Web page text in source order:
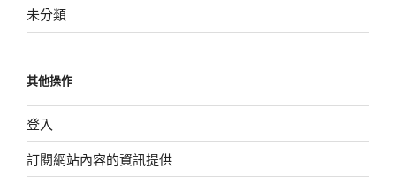
未分類
其他操作
登入
訂閱網站內容的資訊提供